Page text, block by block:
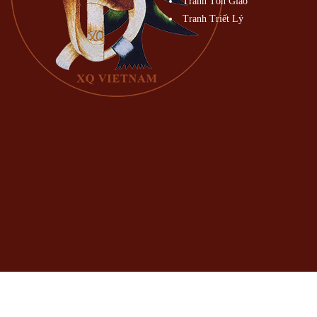
Tranh Triết Lý